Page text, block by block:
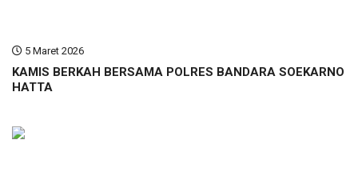
5 Maret 2026
KAMIS BERKAH BERSAMA POLRES BANDARA SOEKARNO
HATTA